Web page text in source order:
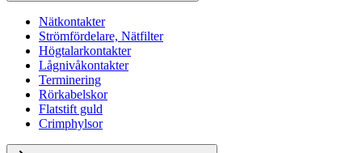
Nätkontakter
Strömfördelare, Nätfilter
Högtalarkontakter
Lågnivåkontakter
Terminering
Rörkabelskor
Flatstift guld
Crimphylsor